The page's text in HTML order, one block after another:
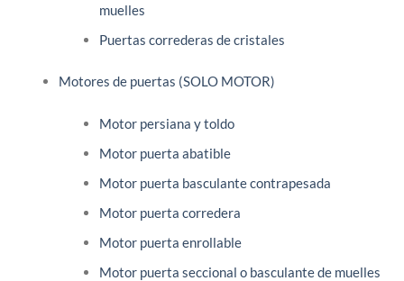
muelles
Puertas correderas de cristales
Motores de puertas (SOLO MOTOR)
Motor persiana y toldo
Motor puerta abatible
Motor puerta basculante contrapesada
Motor puerta corredera
Motor puerta enrollable
Motor puerta seccional o basculante de muelles